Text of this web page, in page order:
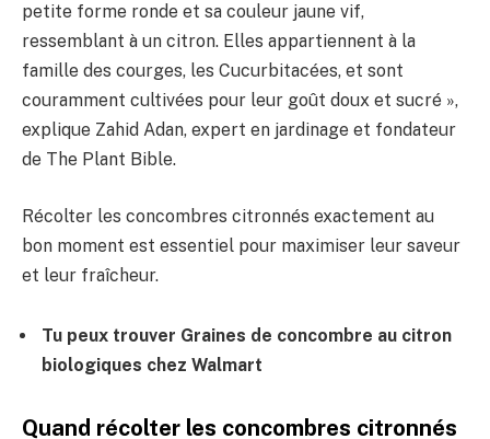
petite forme ronde et sa couleur jaune vif,
ressemblant à un citron. Elles appartiennent à la
famille des courges, les Cucurbitacées, et sont
couramment cultivées pour leur goût doux et sucré »,
explique Zahid Adan, expert en jardinage et fondateur
de The Plant Bible.
Récolter les concombres citronnés exactement au
bon moment est essentiel pour maximiser leur saveur
et leur fraîcheur.
Tu peux trouver Graines de concombre au citron
biologiques chez Walmart
Quand récolter les concombres citronnés